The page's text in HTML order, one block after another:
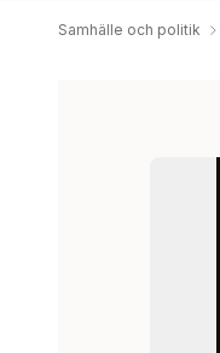
Samhälle och politik